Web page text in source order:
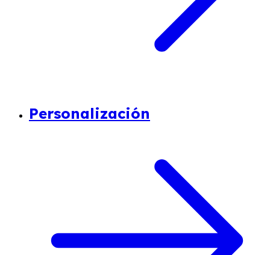
Personalización